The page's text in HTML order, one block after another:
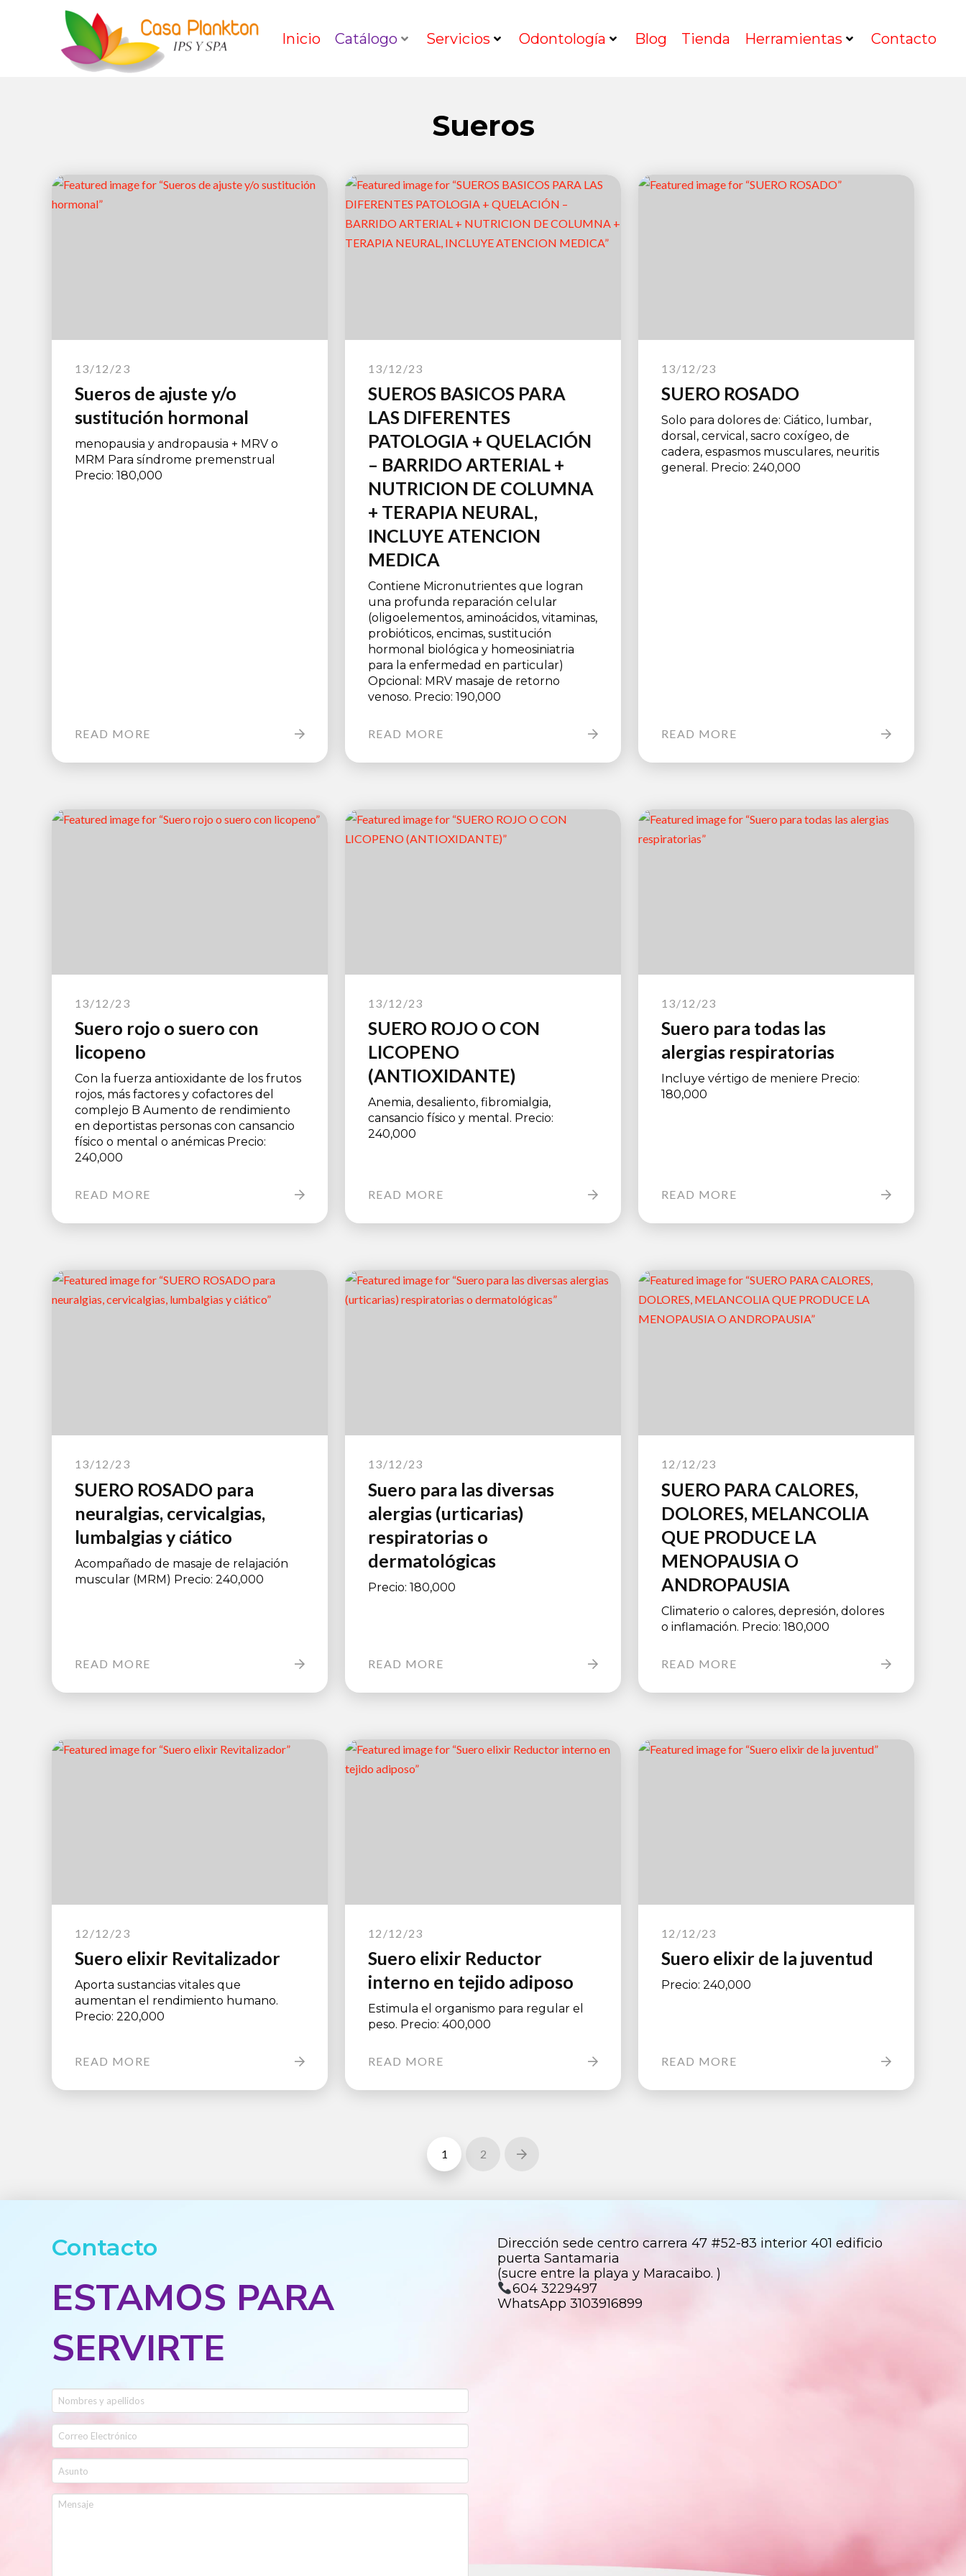
Inicio Catálogo Servicios Odontología Blog Tienda Herramientas Contacto
Sueros
13/12/23
Sueros de ajuste y/o
sustitución hormonal
menopausia y andropausia + MRV o
MRM Para síndrome premenstrual
Precio: 180,000
READ MORE
13/12/23
SUEROS BASICOS PARA
LAS DIFERENTES
PATOLOGIA + QUELACIÓN
– BARRIDO ARTERIAL +
NUTRICION DE COLUMNA
+ TERAPIA NEURAL,
INCLUYE ATENCION
MEDICA
Contiene Micronutrientes que logran
una profunda reparación celular
(oligoelementos, aminoácidos, vitaminas,
probióticos, encimas, sustitución
hormonal biológica y homeosiniatria
para la enfermedad en particular)
Opcional: MRV masaje de retorno
venoso. Precio: 190,000
READ MORE
13/12/23
SUERO ROSADO
Solo para dolores de: Ciático, lumbar,
dorsal, cervical, sacro coxígeo, de
cadera, espasmos musculares, neuritis
general. Precio: 240,000
READ MORE
13/12/23
Suero rojo o suero con
licopeno
Con la fuerza antioxidante de los frutos
rojos, más factores y cofactores del
complejo B Aumento de rendimiento
en deportistas personas con cansancio
físico o mental o anémicas Precio:
240,000
READ MORE
13/12/23
SUERO ROJO O CON
LICOPENO
(ANTIOXIDANTE)
Anemia, desaliento, fibromialgia,
cansancio físico y mental. Precio:
240,000
READ MORE
13/12/23
Suero para todas las
alergias respiratorias
Incluye vértigo de meniere Precio:
180,000
READ MORE
13/12/23
SUERO ROSADO para
neuralgias, cervicalgias,
lumbalgias y ciático
Acompañado de masaje de relajación
muscular (MRM) Precio: 240,000
READ MORE
13/12/23
Suero para las diversas
alergias (urticarias)
respiratorias o
dermatológicas
Precio: 180,000
READ MORE
12/12/23
SUERO PARA CALORES,
DOLORES, MELANCOLIA
QUE PRODUCE LA
MENOPAUSIA O
ANDROPAUSIA
Climaterio o calores, depresión, dolores
o inflamación. Precio: 180,000
READ MORE
12/12/23
Suero elixir Revitalizador
Aporta sustancias vitales que
aumentan el rendimiento humano.
Precio: 220,000
READ MORE
12/12/23
Suero elixir Reductor
interno en tejido adiposo
Estimula el organismo para regular el
peso. Precio: 400,000
READ MORE
12/12/23
Suero elixir de la juventud
Precio: 240,000
READ MORE
1 2 Next
Contacto
ESTAMOS PARA
SERVIRTE
Dirección sede centro carrera 47 #52-83 interior 401 edificio
puerta Santamaria
(sucre entre la playa y Maracaibo. )
604 3229497
WhatsApp 3103916899